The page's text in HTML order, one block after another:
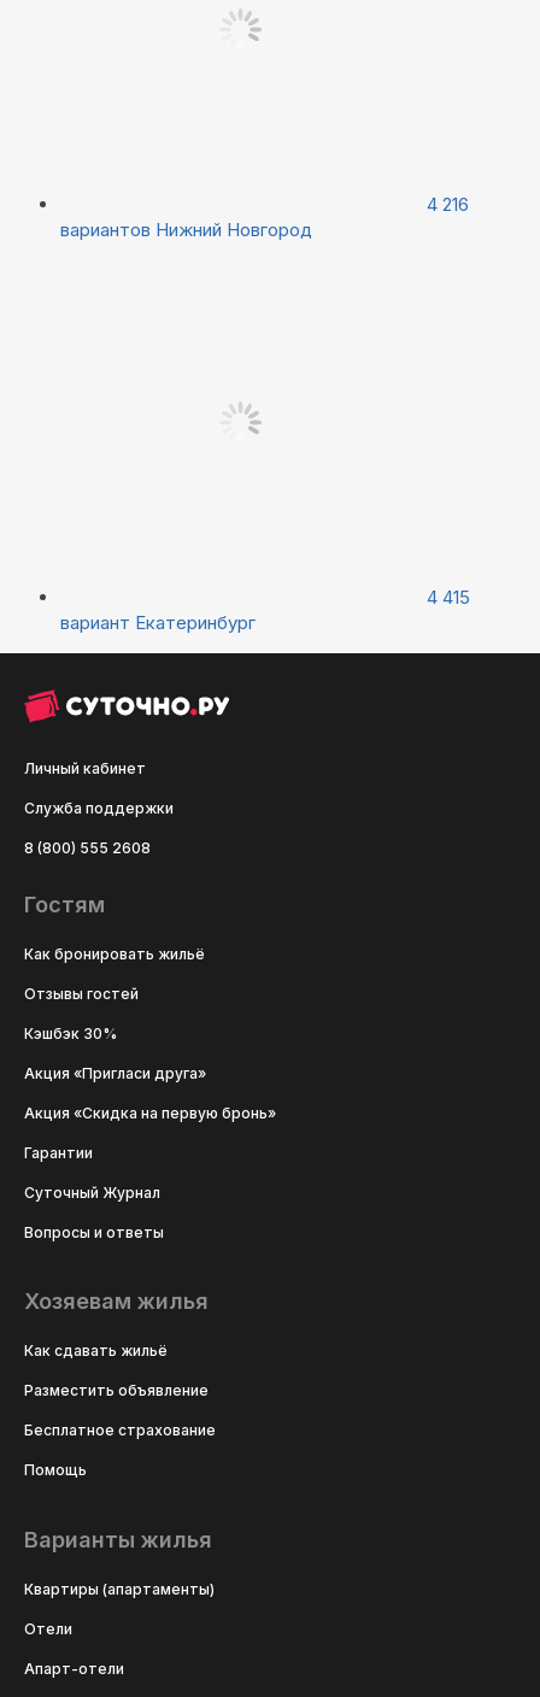
4 216
вариантов Нижний Новгород
4 415
вариант Екатеринбург
Личный кабинет
Служба поддержки
8 (800) 555 2608
Гостям
Как бронировать жильё
Отзывы гостей
Кэшбэк 30%
Акция «Пригласи друга»
Акция «Скидка на первую бронь»
Гарантии
Суточный Журнал
Вопросы и ответы
Хозяевам жилья
Как сдавать жильё
Разместить объявление
Бесплатное страхование
Помощь
Варианты жилья
Квартиры (апартаменты)
Отели
Апарт-отели